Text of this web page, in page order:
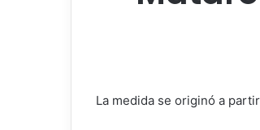
La medida se originó a